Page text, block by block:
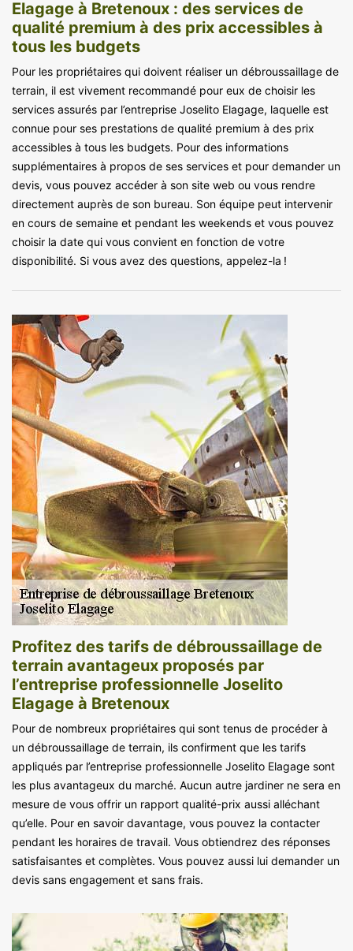
Elagage à Bretenoux : des services de
qualité premium à des prix accessibles à
tous les budgets
Pour les propriétaires qui doivent réaliser un débroussaillage de
terrain, il est vivement recommandé pour eux de choisir les
services assurés par l’entreprise Joselito Elagage, laquelle est
connue pour ses prestations de qualité premium à des prix
accessibles à tous les budgets. Pour des informations
supplémentaires à propos de ses services et pour demander un
devis, vous pouvez accéder à son site web ou vous rendre
directement auprès de son bureau. Son équipe peut intervenir
en cours de semaine et pendant les weekends et vous pouvez
choisir la date qui vous convient en fonction de votre
disponibilité. Si vous avez des questions, appelez-la !
Profitez des tarifs de débroussaillage de
terrain avantageux proposés par
l’entreprise professionnelle Joselito
Elagage à Bretenoux
Pour de nombreux propriétaires qui sont tenus de procéder à
un débroussaillage de terrain, ils confirment que les tarifs
appliqués par l’entreprise professionnelle Joselito Elagage sont
les plus avantageux du marché. Aucun autre jardiner ne sera en
mesure de vous offrir un rapport qualité-prix aussi alléchant
qu’elle. Pour en savoir davantage, vous pouvez la contacter
pendant les horaires de travail. Vous obtiendrez des réponses
satisfaisantes et complètes. Vous pouvez aussi lui demander un
devis sans engagement et sans frais.